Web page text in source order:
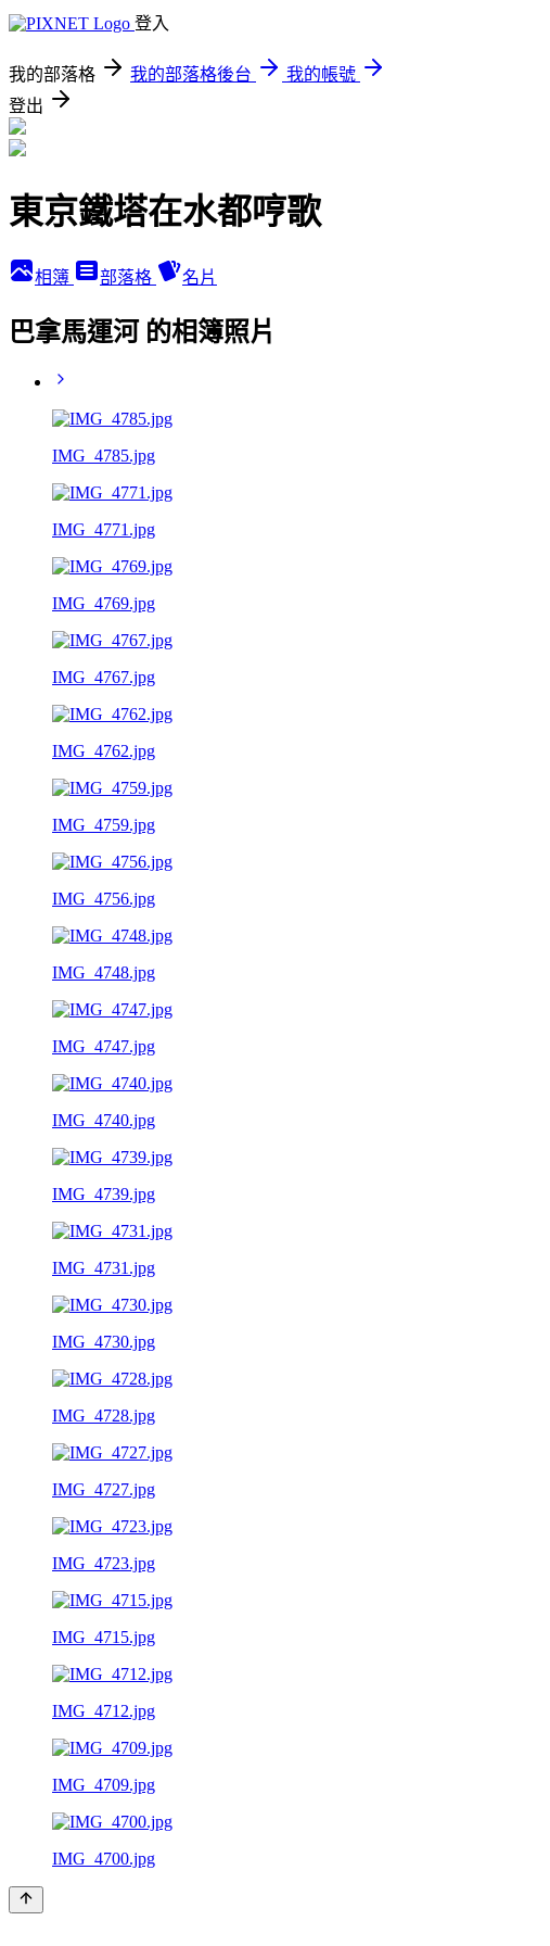
登入
我的部落格 我的部落格後台
我的帳號
登出
東京鐵塔在水都哼歌
相簿 部落格 名片
巴拿馬運河 的相簿照片
IMG_4785.jpg
IMG_4771.jpg
IMG_4769.jpg
IMG_4767.jpg
IMG_4762.jpg
IMG_4759.jpg
IMG_4756.jpg
IMG_4748.jpg
IMG_4747.jpg
IMG_4740.jpg
IMG_4739.jpg
IMG_4731.jpg
IMG_4730.jpg
IMG_4728.jpg
IMG_4727.jpg
IMG_4723.jpg
IMG_4715.jpg
IMG_4712.jpg
IMG_4709.jpg
IMG_4700.jpg